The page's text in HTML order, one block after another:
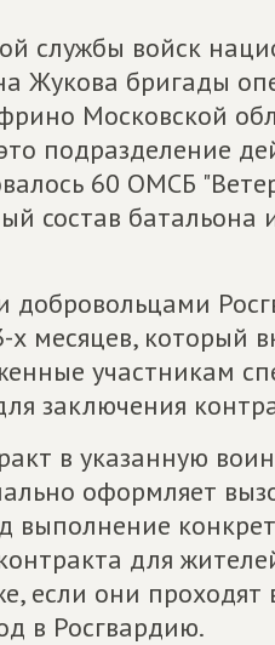
службы войск
Жукова бригады
Московской
подразделение
60 ОМСБ
состав батальона
месяцев, который
участникам
заключения
в указанную
оформляет
выполнение
для
если они проходят
в Росгвардию.